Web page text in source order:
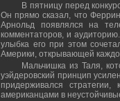
В пятницу перед
Он прямо сказал, что
Арнольд появлялся на
комментаторов, и
улыбка его при этом
Америки, открывающей
Мальчишка из Таля,
уэйдеровский принцип
придерживался
американцами в